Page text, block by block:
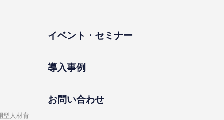
型⼈材育
イベント・セミナー
導⼊事例
お問い合わせ